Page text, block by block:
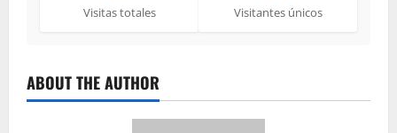
Visitas totales Visitantes únicos
ABOUT THE AUTHOR